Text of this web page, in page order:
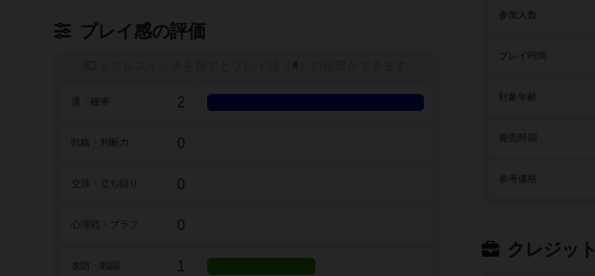
参加人数
参考価格
クレジット
プレイ感の評価
※
2
戦略・判断力 0
0
0
1